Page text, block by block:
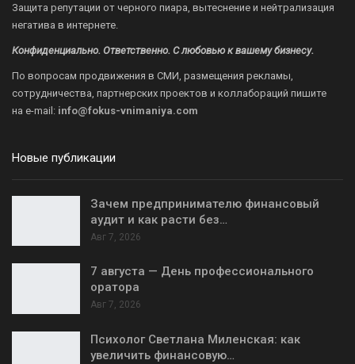
Защита репутации от черного пиара, вытеснение и нейтрализация
негатива в интернете.
Конфиденциально. Ответственно. С любовью к вашему бизнесу.
По вопросам продвижения в СМИ, размещения рекламы,
сотрудничества, партнерских проектов и коллабораций пишите
на e-mail: info@fokus-vnimaniya.com
Новые публикации
Зачем предпринимателю финансовый
аудит и как расти без…
Авг 7, 2026
7 августа — День профессионального
оратора
Авг 7, 2026
Психолог Светлана Миленская: как
увеличить финансовую…